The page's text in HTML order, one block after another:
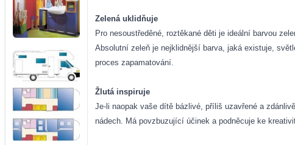
Zelená uklidňuje
Pro nesoustředěné, roztěkané děti je ideální barvou
Absolutní zeleň je nejklidnější barva, jaká existuje,
proces zapamatování.
Žlutá inspiruje
Je-li naopak vaše dítě bázlivé, příliš uzavřené a
nádech. Má povzbuzující účinek a podněcuje ke